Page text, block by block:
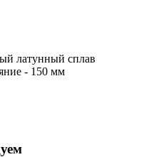
латунный сплав
- 150 мм